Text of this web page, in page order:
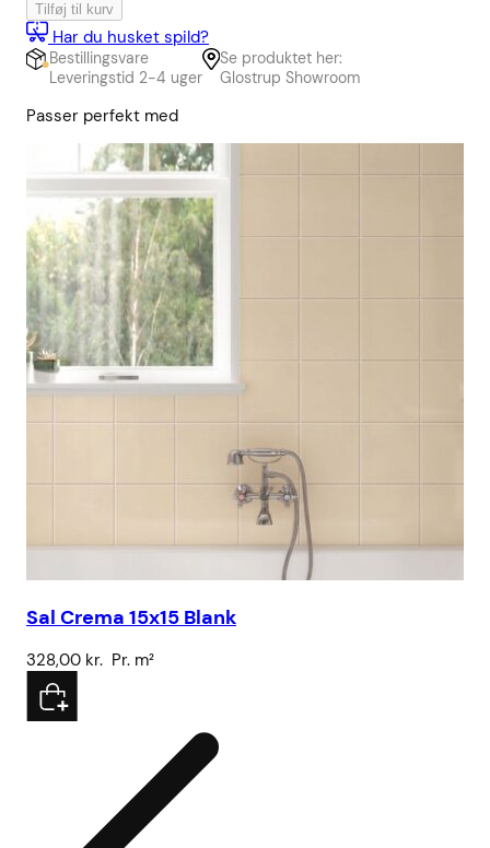
Tilføj til kurv
Har du husket spild?
Bestillingsvare
Leveringstid 2-4 uger
Se produktet her:
Glostrup Showroom
Passer perfekt med
Sal Crema 15x15 Blank
328,00 kr. Pr. m²